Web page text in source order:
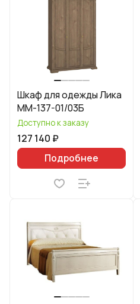
Шкаф для одежды Лика
ММ-137-01/03Б
Доступно к заказу
127 140 ₽
Подробнее